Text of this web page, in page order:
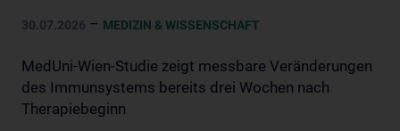
30.07.2026 – MEDIZIN & WISSENSCHAFT
MedUni-Wien-Studie zeigt messbare Veränderungen
des Immunsystems bereits drei Wochen nach
Therapiebeginn